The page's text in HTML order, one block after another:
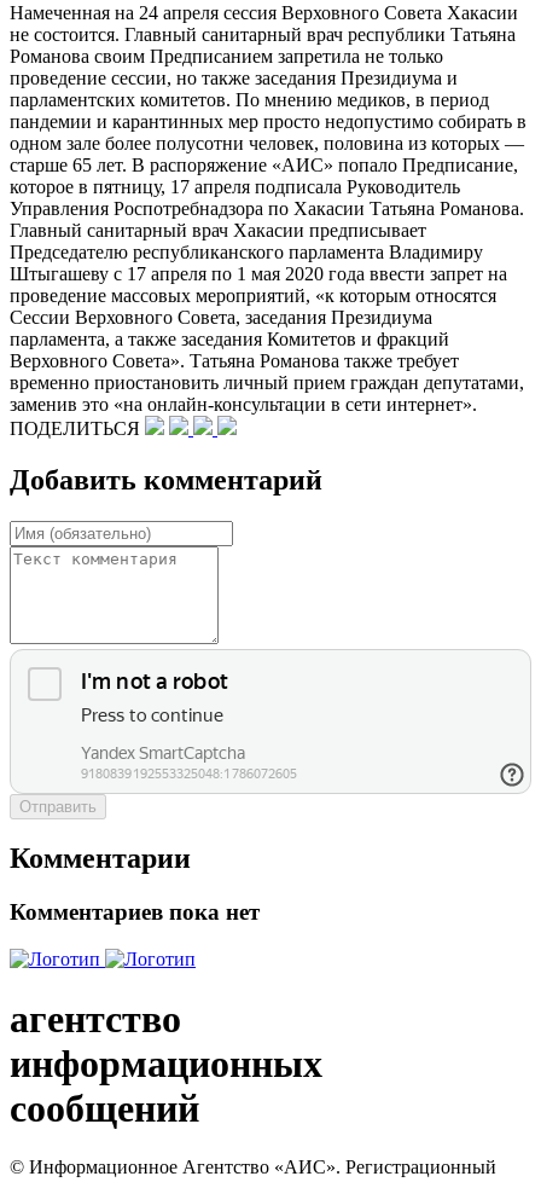
Намеченная на 24 апреля сессия Верховного Совета Хакасии
не состоится. Главный санитарный врач республики Татьяна
Романова своим Предписанием запретила не только
проведение сессии, но также заседания Президиума и
парламентских комитетов. По мнению медиков, в период
пандемии и карантинных мер просто недопустимо собирать в
одном зале более полусотни человек, половина из которых —
старше 65 лет. В распоряжение «АИС» попало Предписание,
которое в пятницу, 17 апреля подписала Руководитель
Управления Роспотребнадзора по Хакасии Татьяна Романова.
Главный санитарный врач Хакасии предписывает
Председателю республиканского парламента Владимиру
Штыгашеву с 17 апреля по 1 мая 2020 года ввести запрет на
проведение массовых мероприятий, «к которым относятся
Сессии Верховного Совета, заседания Президиума
парламента, а также заседания Комитетов и фракций
Верховного Совета». Татьяна Романова также требует
временно приостановить личный прием граждан депутатами,
заменив это «на онлайн-консультации в сети интернет».
ПОДЕЛИТЬСЯ
Добавить комментарий
Отправить
Комментарии
Комментариев пока нет
агентство
информационных
сообщений
© Информационное Агентство «АИС». Регистрационный